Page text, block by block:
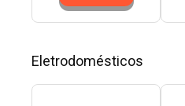
Eletrodomésticos